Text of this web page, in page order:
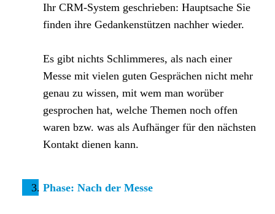
Ihr CRM-System geschrieben: Hauptsache Sie
finden ihre Gedankenstützen nachher wieder.
Es gibt nichts Schlimmeres, als nach einer
Messe mit vielen guten Gesprächen nicht mehr
genau zu wissen, mit wem man worüber
gesprochen hat, welche Themen noch offen
waren bzw. was als Aufhänger für den nächsten
Kontakt dienen kann.
Phase: Nach der Messe